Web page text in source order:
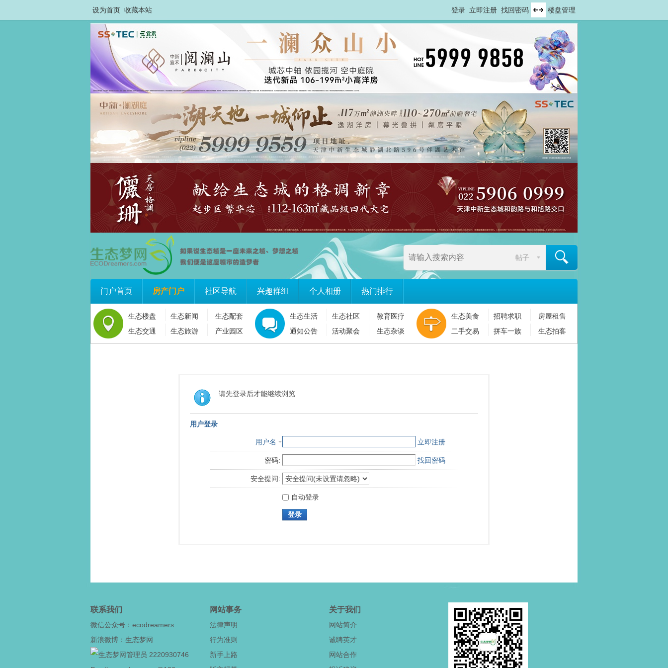
设为首页 收藏本站 登录 立即注册 找回密码 楼盘管理
帖子
门户首页 房产门户 社区导航 兴趣群组 个人相册 热门排行
搜索
生态楼盘 生态新闻
生态配套
生态交通
生态旅游 产业园区
生态生活 生态社区
教育医疗
通知公告
活动聚会 生态杂谈
生态美食 招聘求职
房屋租售
二手交易
拼车一族 生态拍客
请先登录后才能继续浏览
用户登录
用户名 立即注册
密码: 找回密码
安全提问:
自动登录
登录
联系我们
微信公众号：ecodreamers
新浪微博：生态梦网
2220930746
网站事务
法律声明
行为准则
新手上路
关于我们
网站简介
诚聘英才
网站合作